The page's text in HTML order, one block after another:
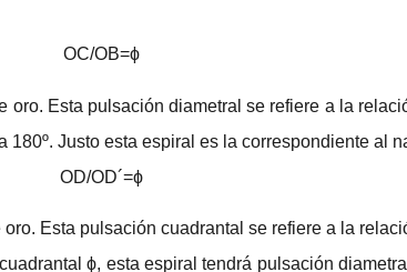
OC/OB=ϕ
Esta pulsación diametral se refiere a la
Justo esta espiral es la correspondiente al
OD/OD´=ϕ
Esta pulsación cuadrantal se refiere a la
ϕ, esta espiral tendrá pulsación